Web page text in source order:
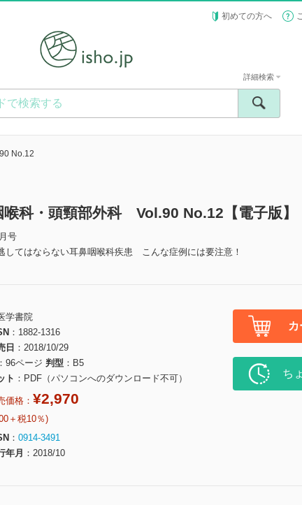
初めての方へ
詳細検索
No.12
喉科・頭頸部外科 Vol.90 No.12【電子版】
号
てはならない耳鼻咽喉科疾患 こんな症例には要注意！
学書院
1882-1316
日
2018/10/29
96ページ 判型
B5
ト
PDF（パソコンへのダウンロード不可）
価格： ¥2,970
＋税10％)
0914-3491
年月
2018/10
ち